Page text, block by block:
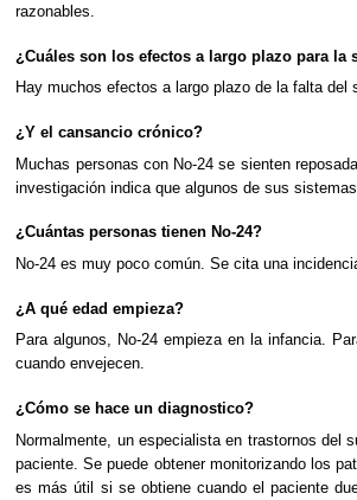
razonables.
¿Cuáles son los efectos a largo plazo para la
Hay muchos efectos a largo plazo de la falta
¿Y el cansancio crónico?
Muchas personas con No-24 se sienten
investigación indica que algunos de sus
¿Cuántas personas tienen No-24?
No-24 es muy poco común. Se cita una
¿A qué edad empieza?
Para algunos, No-24 empieza en la infancia.
cuando envejecen.
¿Cómo se hace un diagnostico?
Normalmente, un especialista en trastornos del
paciente. Se puede obtener monitorizando los
es más útil si se obtiene cuando el paciente